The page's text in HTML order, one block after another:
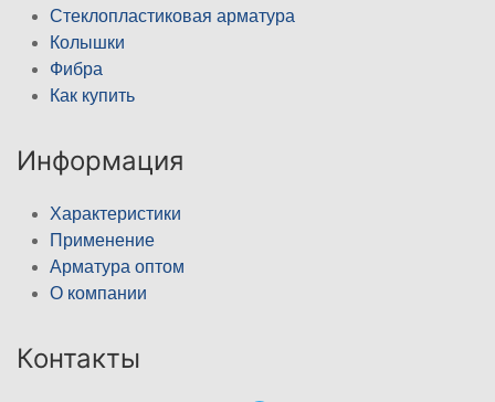
Стеклопластиковая арматура
Колышки
Фибра
Как купить
Информация
Характеристики
Применение
Арматура оптом
О компании
Контакты